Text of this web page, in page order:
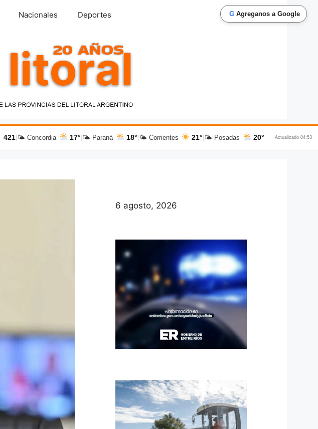
G Agreganos a Google
Nacionales Deportes
421| 🌤 Concordia 17° 🌤 Paraná 18° 🌤 Corrientes 21° 🌤 Posadas 20° Actualizado 04:53
6 agosto, 2026